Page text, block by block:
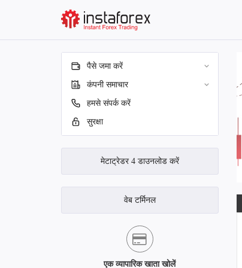
पैसे जमा करें
कंपनी समाचार
हमसे संपर्क करें
सुरक्षा
मेटाट्रेडर 4 डाउनलोड करें
वेब टर्मिनल
एक व्यापारिक खाता खोलें